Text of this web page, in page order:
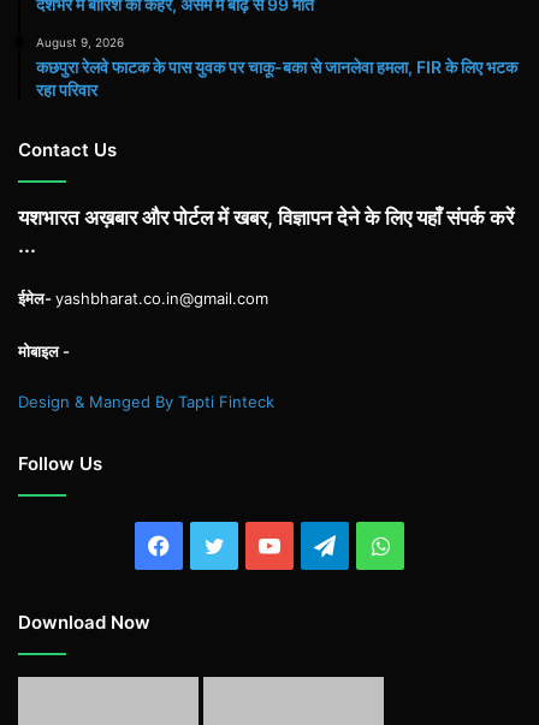
August 9, 2026
कछपुरा रेलवे फाटक के पास युवक पर चाकू-बका से जानलेवा हमला, FIR के लिए भटक
रहा परिवार
Contact Us
यशभारत अख़बार और पोर्टल में खबर, विज्ञापन देने के लिए यहाँ संपर्क करें
...
ईमेल-yashbharat.co.in@gmail.com
मोबाइल -
Design & Manged By Tapti Finteck
Follow Us
Facebook
TwitterYouTubeTelegramWhatsApp
Download Now